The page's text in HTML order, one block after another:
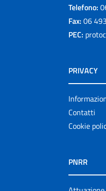
Telefono:
Fax: 06
PEC:
PRIVACY
Contatti
Cookie
PNRR